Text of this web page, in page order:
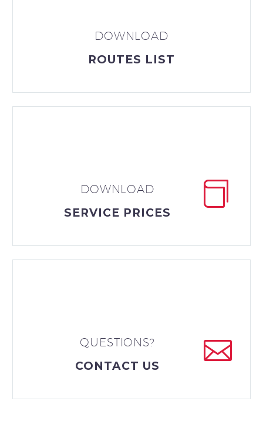
DOWNLOAD
ROUTES LIST


DOWNLOAD
SERVICE PRICES


QUESTIONS?
CONTACT US